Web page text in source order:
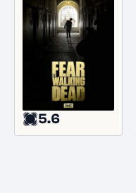
5.6